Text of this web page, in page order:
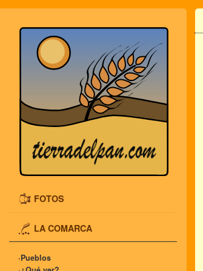
FOTOS
LA COMARCA
·Pueblos